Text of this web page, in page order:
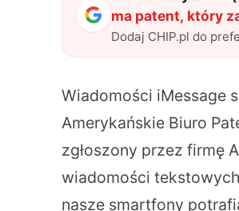
ma patent, który
Dodaj CHIP.pl do
Wiadomości iMessage
Amerykańskie Biuro
zgłoszony przez firmę
wiadomości
nasze smartfony